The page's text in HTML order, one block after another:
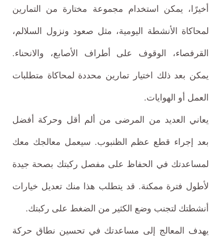
أخيرًا، يمكن استخدام مجموعة مختارة من التمارين
لمحاكاة الأنشطة اليومية، مثل صعود ونزول السلالم،
القرفصاء، الوقوف على أطراف الأصابع، والانحناء.
يمكن بعد ذلك اختيار تمارين محددة لمحاكاة متطلبات
العمل أو الهوايات.
يعاني العديد من المرضى من ألم أقل وحركة أفضل
بعد إجراء قطع عظم الظنبوب. سيعمل معالجك معك
لمساعدتك في الحفاظ على مفصل ركبتك بصحة جيدة
لأطول فترة ممكنة. قد يتطلب هذا منك تعديل خيارات
أنشطتك لتجنب وضع الكثير من الضغط على ركبتك.
يهدف المعالج إلى مساعدتك في تحسين نطاق حركة